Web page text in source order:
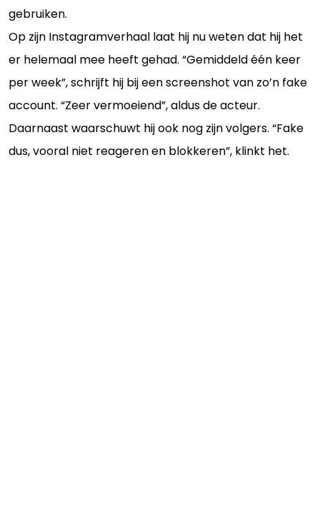
gebruiken.
Op zijn Instagramverhaal laat hij nu weten dat hij het
er helemaal mee heeft gehad. “Gemiddeld één keer
per week”, schrijft hij bij een screenshot van zo’n fake
account. “Zeer vermoeiend”, aldus de acteur.
Daarnaast waarschuwt hij ook nog zijn volgers. “Fake
dus, vooral niet reageren en blokkeren”, klinkt het.